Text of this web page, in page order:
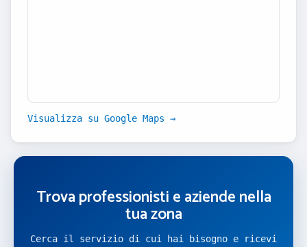
Visualizza su Google Maps →
Trova professionisti e aziende nella
tua zona
Cerca il servizio di cui hai bisogno e ricevi